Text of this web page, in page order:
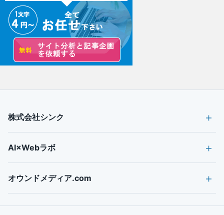
株式会社シンク
AI×Webラボ
オウンドメディア.com